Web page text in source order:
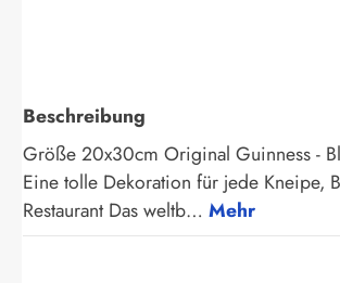
Beschreibung
Größe 20x30cm Original Guinness -
Eine tolle Dekoration für jede Kneipe,
Restaurant Das weltb… Mehr